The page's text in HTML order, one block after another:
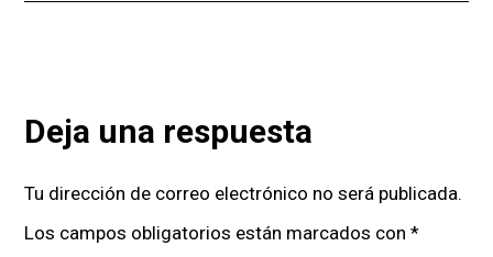
Deja una respuesta
Tu dirección de correo electrónico no será publicada.
Los campos obligatorios están marcados con*